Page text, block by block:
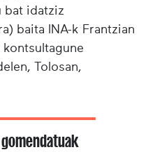
bat idatziz
baita INA-k Frantzian
Tolosan,